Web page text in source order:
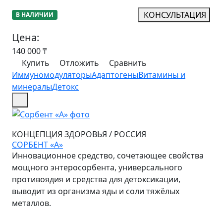
В НАЛИЧИИ КОНСУЛЬТАЦИЯ
Цена:
140 000₸
Купить
Отложить
Сравнить
ИммуномодуляторыАдаптогеныВитамины и
минералыДетокс
КОНЦЕПЦИЯ ЗДОРОВЬЯ / РОССИЯ
СОРБЕНТ «А»
Инновационное средство, сочетающее свойства
мощного энтеросорбента, универсального
противоядия и средства для детоксикации,
выводит из организма яды и соли тяжёлых
металлов.